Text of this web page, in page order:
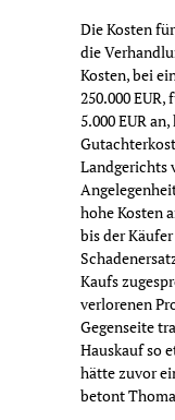
Die Kosten
die
Kosten, bei
250.000
5.000 EUR
Landgerichts
hohe Kosten
bis der
Kaufs
verlorenen
Gegenseite
Hauskauf so
hätte zuvor
betont